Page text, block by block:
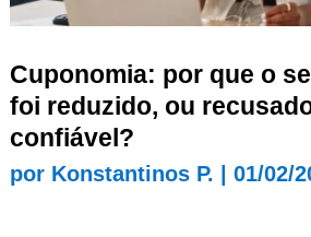
Cuponomia: por que o
foi reduzido, ou
confiável?
por Konstantinos P. 01/02/